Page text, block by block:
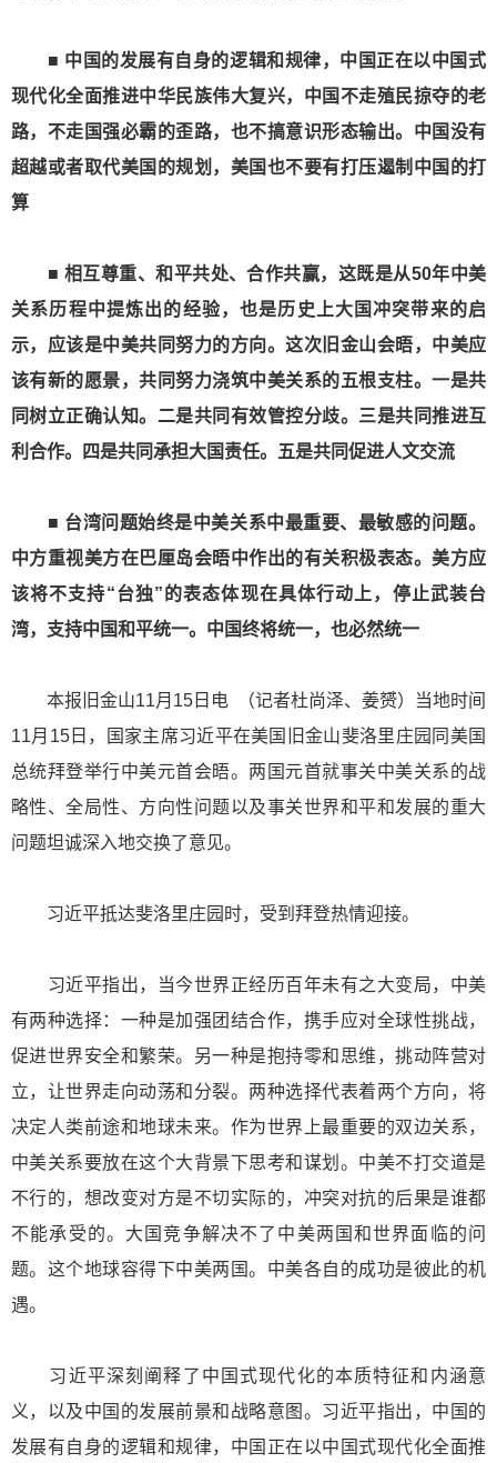
■ 中国的发展有自身的逻辑和规律，中国正在以中国式
现代化全面推进中华民族伟大复兴，中国不走殖民掠夺的老
路，不走国强必霸的歪路，也不搞意识形态输出。中国没有
超越或者取代美国的规划，美国也不要有打压遏制中国的打
算
■ 相互尊重、和平共处、合作共赢，这既是从50年中美
关系历程中提炼出的经验，也是历史上大国冲突带来的启
示，应该是中美共同努力的方向。这次旧金山会晤，中美应
该有新的愿景，共同努力浇筑中美关系的五根支柱。一是共
同树立正确认知。二是共同有效管控分歧。三是共同推进互
利合作。四是共同承担大国责任。五是共同促进人文交流
■ 台湾问题始终是中美关系中最重要、最敏感的问题。
中方重视美方在巴厘岛会晤中作出的有关积极表态。美方应
该将不支持“台独”的表态体现在具体行动上，停止武装台
湾，支持中国和平统一。中国终将统一，也必然统一
本报旧金山11月15日电 （记者杜尚泽、姜赟）当地时间
11月15日，国家主席习近平在美国旧金山斐洛里庄园同美国
总统拜登举行中美元首会晤。两国元首就事关中美关系的战
略性、全局性、方向性问题以及事关世界和平和发展的重大
问题坦诚深入地交换了意见。
习近平抵达斐洛里庄园时，受到拜登热情迎接。
习近平指出，当今世界正经历百年未有之大变局，中美
有两种选择：一种是加强团结合作，携手应对全球性挑战，
促进世界安全和繁荣。另一种是抱持零和思维，挑动阵营对
立，让世界走向动荡和分裂。两种选择代表着两个方向，将
决定人类前途和地球未来。作为世界上最重要的双边关系，
中美关系要放在这个大背景下思考和谋划。中美不打交道是
不行的，想改变对方是不切实际的，冲突对抗的后果是谁都
不能承受的。大国竞争解决不了中美两国和世界面临的问
题。这个地球容得下中美两国。中美各自的成功是彼此的机
遇。
习近平深刻阐释了中国式现代化的本质特征和内涵意
义，以及中国的发展前景和战略意图。习近平指出，中国的
发展有自身的逻辑和规律，中国正在以中国式现代化全面推